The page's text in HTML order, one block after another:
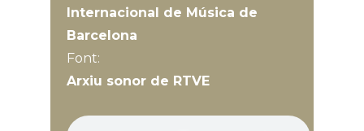
Internacional de Música de
Barcelona
Font:
Arxiu sonor de RTVE